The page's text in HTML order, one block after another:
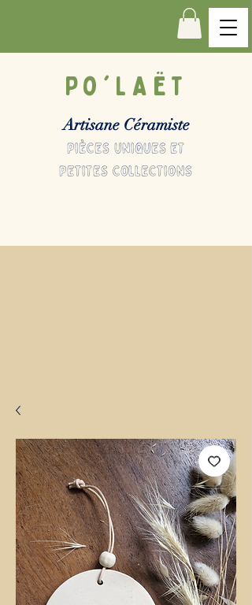
Po'LAËT
Artisane Céramiste
pièces uniques et
petites collections